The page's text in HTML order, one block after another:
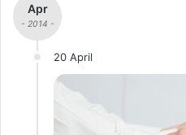
Apr
- 2014 -
20 April